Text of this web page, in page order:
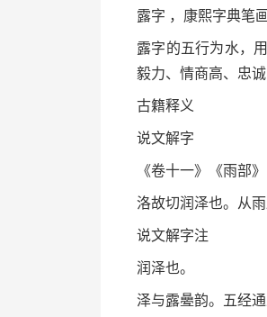
露字 ，康熙字典笔
露字的五行为水，
毅力、情商高、忠
古籍释义
说文解字
《卷十一》《雨部
洛故切润泽也。从雨
说文解字注
润泽也。
泽与露㬪韵。五经